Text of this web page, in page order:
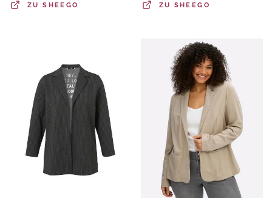
ZUSHEEGO ZU SHEEGO